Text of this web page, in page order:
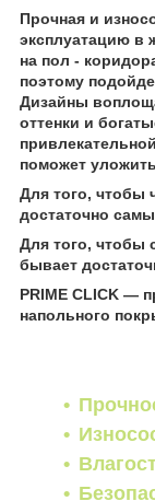
Прочная и
эксплуатацию в
на пол -
поэтому
Дизайны
оттенки и
поможет
Для того, чтобы
достаточно
Для того, чтобы
бывает
PRIME CLICK —
напольного